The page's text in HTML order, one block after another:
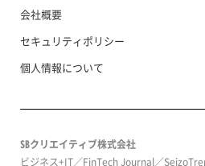
会社概要
セキュリティポリシー
個人情報について
SBクリエイティブ株式会社
ビジネス+IT／FinTech Journal／